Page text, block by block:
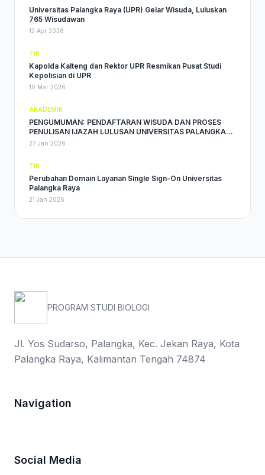
Universitas Palangka Raya (UPR) Gelar Wisuda, Luluskan
765 Wisudawan
12 Apr 2026
TIK
Kapolda Kalteng dan Rektor UPR Resmikan Pusat Studi
Kepolisian di UPR
10 Mar 2026
AKADEMIK
PENGUMUMAN: PENDAFTARAN WISUDA DAN PROSES
PENULISAN IJAZAH LULUSAN UNIVERSITAS PALANGKA
RAYA PERIODE BULAN MARET TAHUN 2026
27 Jan 2026
TIK
Perubahan Domain Layanan Single Sign-On Universitas
Palangka Raya
21 Jan 2026
PROGRAM STUDI BIOLOGI
Jl. Yos Sudarso, Palangka, Kec. Jekan Raya, Kota
Palangka Raya, Kalimantan Tengah 74874
Navigation
Social Media